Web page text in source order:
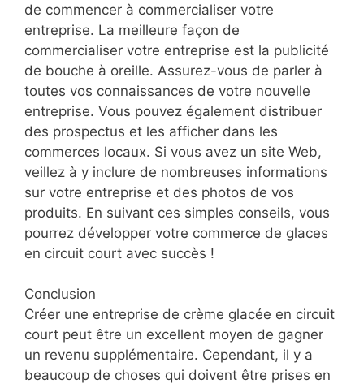
de commencer à commercialiser votre
entreprise. La meilleure façon de
commercialiser votre entreprise est la publicité
de bouche à oreille. Assurez-vous de parler à
toutes vos connaissances de votre nouvelle
entreprise. Vous pouvez également distribuer
des prospectus et les afficher dans les
commerces locaux. Si vous avez un site Web,
veillez à y inclure de nombreuses informations
sur votre entreprise et des photos de vos
produits. En suivant ces simples conseils, vous
pourrez développer votre commerce de glaces
en circuit court avec succès !
Conclusion
Créer une entreprise de crème glacée en circuit
court peut être un excellent moyen de gagner
un revenu supplémentaire. Cependant, il y a
beaucoup de choses qui doivent être prises en